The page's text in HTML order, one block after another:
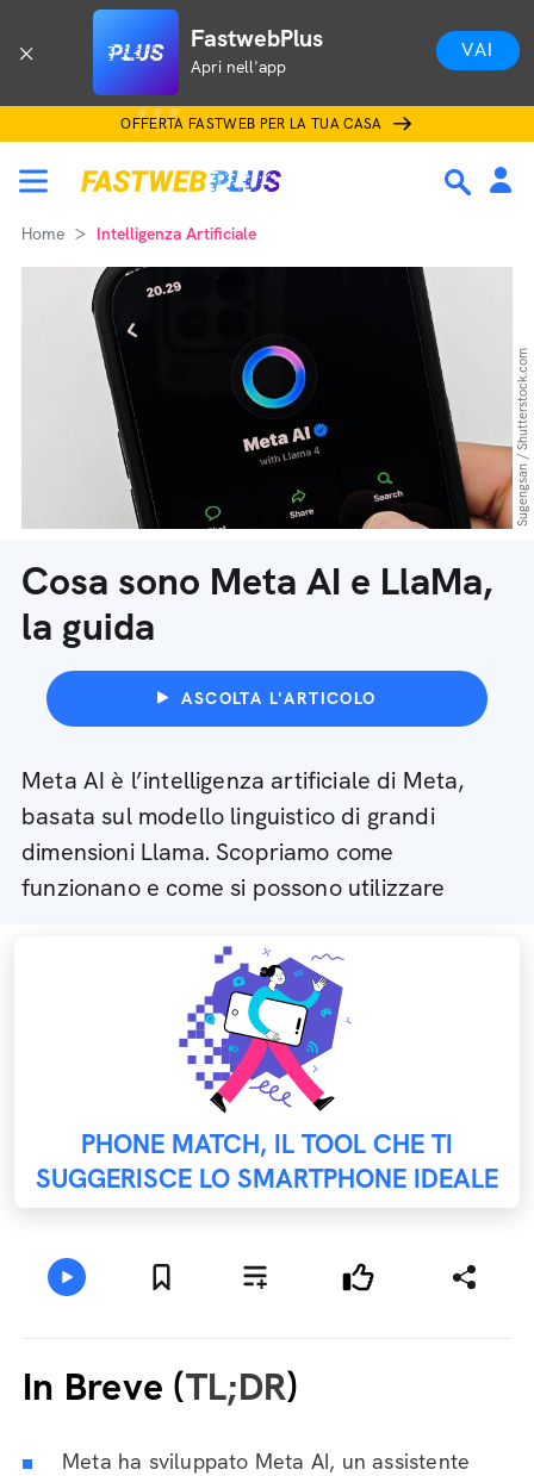
FastwebPlus
Apri nell'app
VAI
OFFERTA FASTWEB PER LA TUA CASA
Home Intelligenza Artificiale
Cosa sono Meta AI e LlaMa,
la guida
ASCOLTA L'ARTICOLO
Meta AI è l’intelligenza artificiale di Meta,
basata sul modello linguistico di grandi
dimensioni Llama. Scopriamo come
funzionano e come si possono utilizzare
Sugengsan / Shutterstock.com
PHONE MATCH, IL TOOL CHE TI
SUGGERISCE LO SMARTPHONE IDEALE
In Breve (TL;DR)
Meta ha sviluppato Meta AI, un assistente